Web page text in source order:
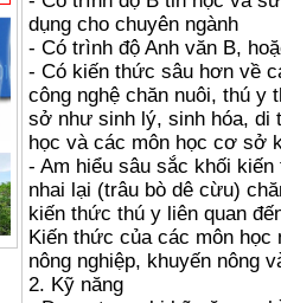
dụng cho chuyên ngành
- Có trình độ Anh văn B,
- Có kiến thức sâu hơn về
công nghệ chăn nuôi, thú y
sở như sinh lý, sinh hóa, di
học và các môn học cơ sở
- Am hiểu sâu sắc khối
nhai lại (trâu bò dê cừu)
kiến thức thú y liên quan
Kiến thức của các môn học
nông nghiệp, khuyến nông
2. Kỹ năng